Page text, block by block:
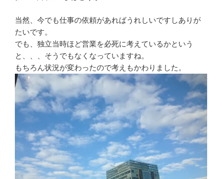
当然、今でも仕事の依頼があればうれしいですしありが
たいです。
でも、独立当時ほど営業を必死に考えているかという
と、、、そうでもなくなっていますね。
もちろん状況が変わったので考えもかわりました。